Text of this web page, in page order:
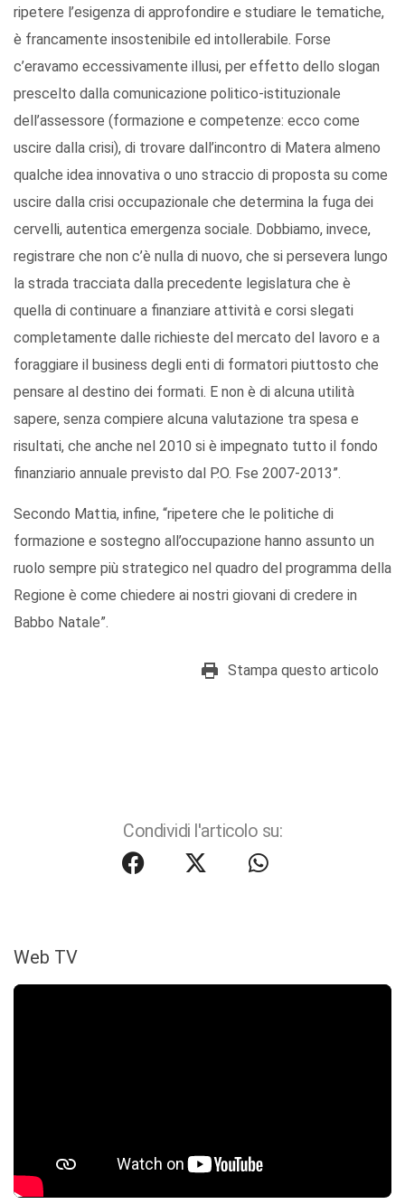
ripetere l’esigenza di approfondire e studiare le tematiche,
è francamente insostenibile ed intollerabile. Forse
c’eravamo eccessivamente illusi, per effetto dello slogan
prescelto dalla comunicazione politico-istituzionale
dell’assessore (formazione e competenze: ecco come
uscire dalla crisi), di trovare dall’incontro di Matera almeno
qualche idea innovativa o uno straccio di proposta su come
uscire dalla crisi occupazionale che determina la fuga dei
cervelli, autentica emergenza sociale. Dobbiamo, invece,
registrare che non c’è nulla di nuovo, che si persevera lungo
la strada tracciata dalla precedente legislatura che è
quella di continuare a finanziare attività e corsi slegati
completamente dalle richieste del mercato del lavoro e a
foraggiare il business degli enti di formatori piuttosto che
pensare al destino dei formati. E non è di alcuna utilità
sapere, senza compiere alcuna valutazione tra spesa e
risultati, che anche nel 2010 si è impegnato tutto il fondo
finanziario annuale previsto dal P.O. Fse 2007-2013”.
Secondo Mattia, infine, “ripetere che le politiche di
formazione e sostegno all’occupazione hanno assunto un
ruolo sempre più strategico nel quadro del programma della
Regione è come chiedere ai nostri giovani di credere in
Babbo Natale”.
Stampa questo articolo
Condividi l'articolo su:
Web TV